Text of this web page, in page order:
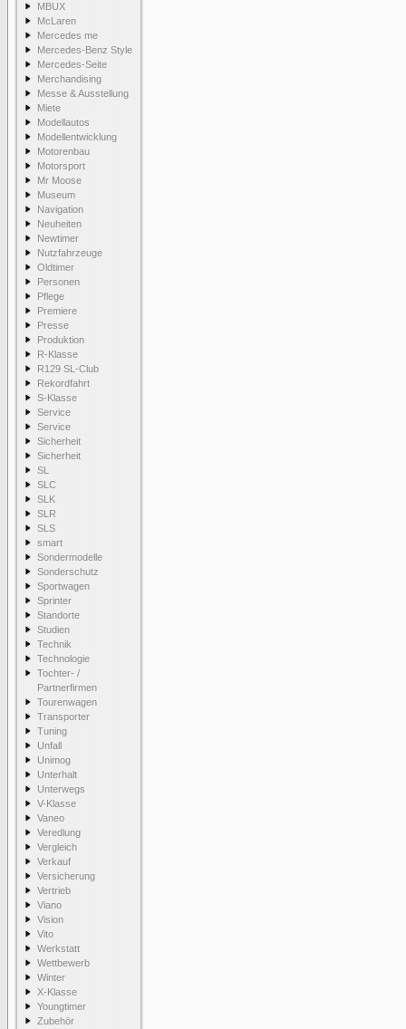
MBUX
McLaren
Mercedes me
Mercedes-Benz Style
Mercedes-Seite
Merchandising
Messe & Ausstellung
Miete
Modellautos
Modellentwicklung
Motorenbau
Motorsport
Mr Moose
Museum
Navigation
Neuheiten
Newtimer
Nutzfahrzeuge
Oldtimer
Personen
Pflege
Premiere
Presse
Produktion
R-Klasse
R129 SL-Club
Rekordfahrt
S-Klasse
Service
Service
Sicherheit
Sicherheit
SL
SLC
SLK
SLR
SLS
smart
Sondermodelle
Sonderschutz
Sportwagen
Sprinter
Standorte
Studien
Technik
Technologie
Tochter- /
Partnerfirmen
Tourenwagen
Transporter
Tuning
Unfall
Unimog
Unterhalt
Unterwegs
V-Klasse
Vaneo
Veredlung
Vergleich
Verkauf
Versicherung
Vertrieb
Viano
Vision
Vito
Werkstatt
Wettbewerb
Winter
X-Klasse
Youngtimer
Zubehör